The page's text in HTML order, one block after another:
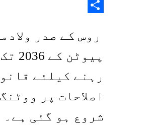
Copy
روس کے صدر
پیوٹن
رہنے کیلئے
اصلاحات پر ووٹنگ
شروع ہو گئی ہے۔